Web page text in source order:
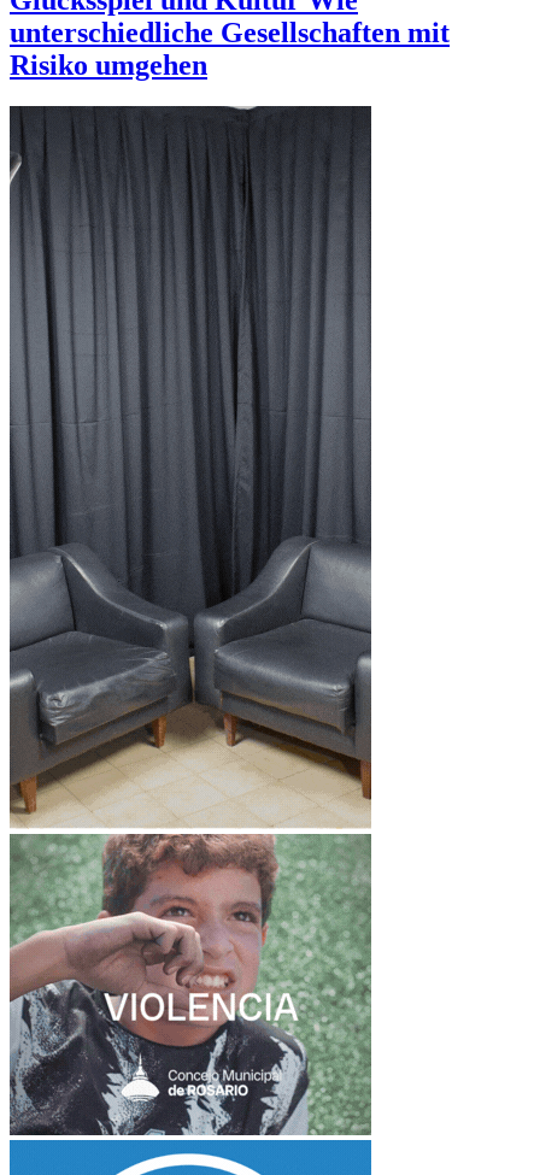
unterschiedliche Gesellschaften mit
Risiko umgehen